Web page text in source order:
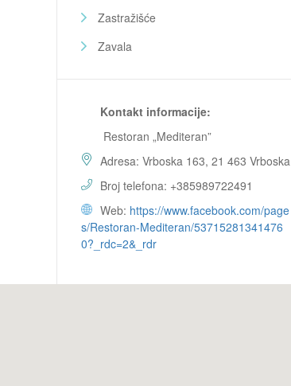
Zastražišće
Zavala
Kontakt informacije:
Restoran „Mediteran”
Adresa: Vrboska 163, 21 463 Vrboska
Broj telefona: +385989722491
Web: https://www.facebook.com/page
s/Restoran-Mediteran/53715281341476
0?_rdc=2&_rdr